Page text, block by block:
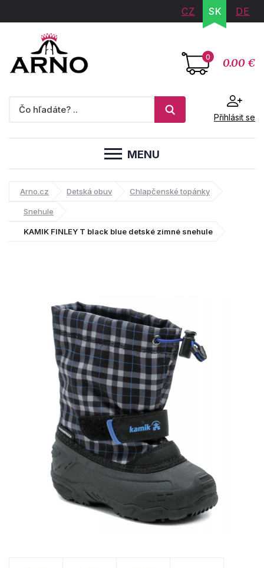
CZ SK DE
0 0.00 €
Přihlásit se
MENU
Arno.cz Detská obuv Chlapčenské topánky
Snehule
KAMIK FINLEY T black blue detské zimné snehule